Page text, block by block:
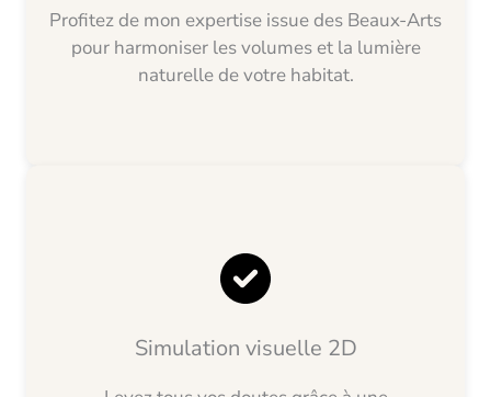
Profitez de mon expertise issue des Beaux-Arts
pour harmoniser les volumes et la lumière
naturelle de votre habitat.
Simulation visuelle 2D